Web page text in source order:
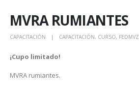
MVRA RUMIANTES
CAPACITACIÓN CAPACITACIÓN, CURSO, FEDMVZ
¡Cupo limitado!
MVRA rumiantes.